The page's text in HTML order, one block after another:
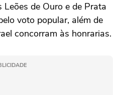
de Ouro e de Prata
voto popular, além de
concorram às honrarias.